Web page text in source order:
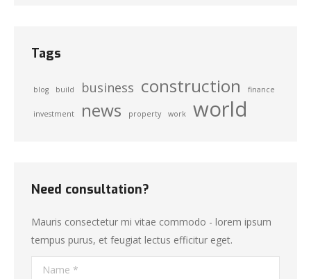
Tags
blog build business construction finance
investment news property work world
Need consultation?
Mauris consectetur mi vitae commodo - lorem ipsum
tempus purus, et feugiat lectus efficitur eget.
Name *